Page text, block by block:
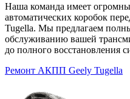
Наша команда имеет
автоматических коробок
Tugella. Мы предлагаем
обслуживанию вашей
до полного восстановления
Ремонт АКПП Geely Tugella